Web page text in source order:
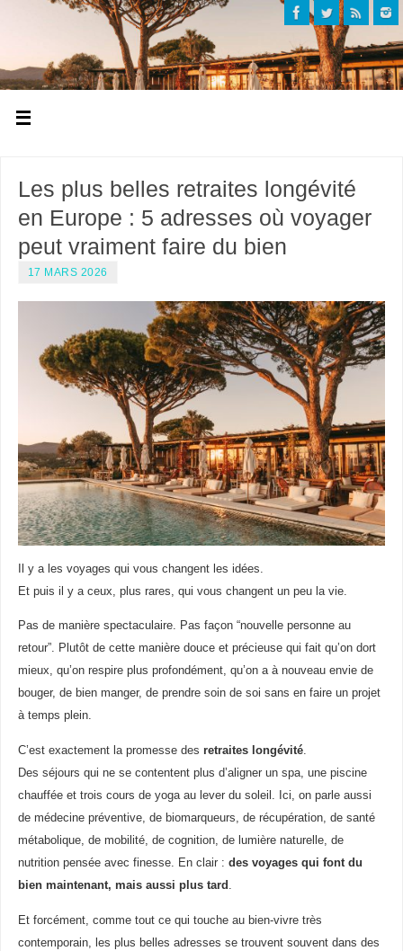
Les plus belles retraites longévité
en Europe : 5 adresses où voyager
peut vraiment faire du bien
17 MARS 2026
Il y a les voyages qui vous changent les idées.
Et puis il y a ceux, plus rares, qui vous changent un peu la vie.
Pas de manière spectaculaire. Pas façon “nouvelle personne au
retour”. Plutôt de cette manière douce et précieuse qui fait qu’on dort
mieux, qu’on respire plus profondément, qu’on a à nouveau envie de
bouger, de bien manger, de prendre soin de soi sans en faire un projet
à temps plein.
C’est exactement la promesse des retraites longévité.
Des séjours qui ne se contentent plus d’aligner un spa, une piscine
chauffée et trois cours de yoga au lever du soleil. Ici, on parle aussi
de médecine préventive, de biomarqueurs, de récupération, de santé
métabolique, de mobilité, de cognition, de lumière naturelle, de
nutrition pensée avec finesse. En clair : des voyages qui font du
bien maintenant, mais aussi plus tard .
Et forcément, comme tout ce qui touche au bien-vivre très
contemporain, les plus belles adresses se trouvent souvent dans des